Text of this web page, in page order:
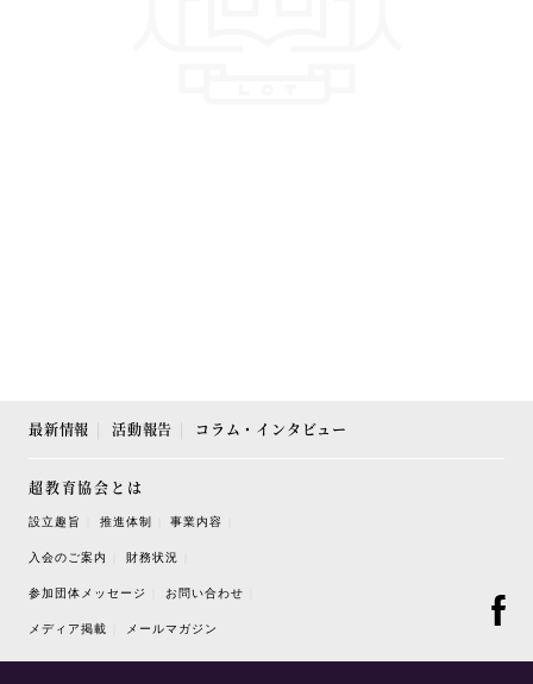
最新情報 活動報告 コラム・インタビュー
超教育協会とは
設立趣旨 推進体制 事業内容
入会のご案内 財務状況
参加団体メッセージ お問い合わせ
メディア掲載 メールマガジン